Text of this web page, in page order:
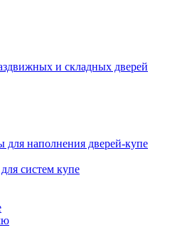
и складных дверей
для наполнения дверей-купе
систем купе